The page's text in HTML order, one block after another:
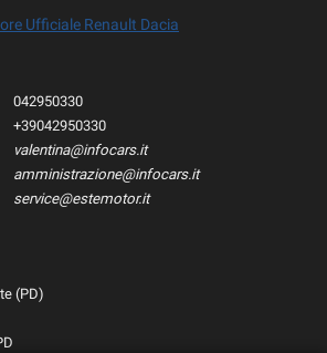
Ufficiale Renault Dacia
042950330
+39042950330
valentina@infocars.it
amministrazione@infocars.it
service@estemotor.it
(PD)